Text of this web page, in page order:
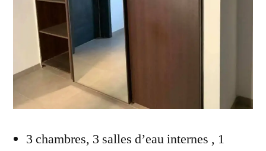
3 chambres, 3 salles d’eau internes , 1